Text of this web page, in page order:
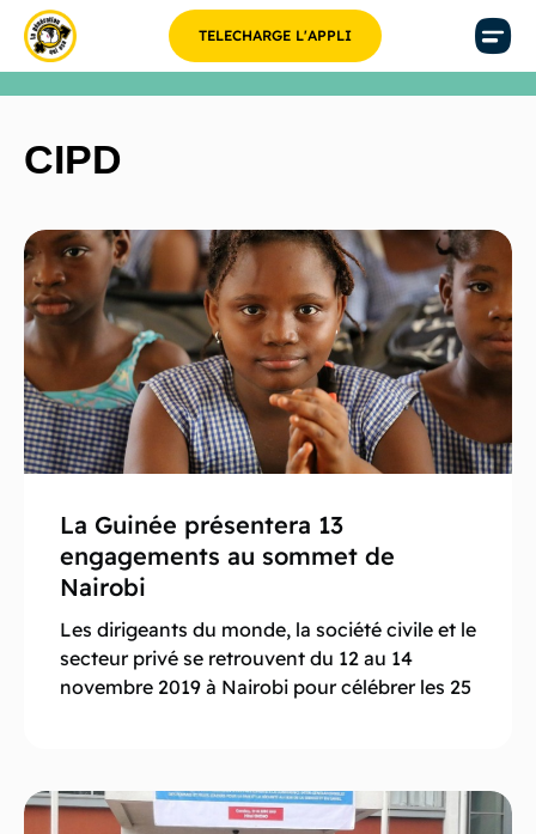
TELECHARGE L'APPLI
CIPD
La Guinée présentera 13
engagements au sommet de
Nairobi
Les dirigeants du monde, la société civile et le
secteur privé se retrouvent du 12 au 14
novembre 2019 à Nairobi pour célébrer les 25